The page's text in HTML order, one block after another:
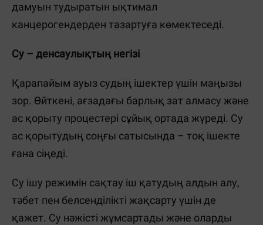
дамуын тудыратын ықтимал
канцерогендерден тазартуға көмектеседі.
Су – денсаулықтың негізі
Қарапайым ауыз судың ішектер үшін маңызы
зор. Өйткені, ағзадағы барлық зат алмасу және
ас қорыту процестері сұйық ортада жүреді. Су
ас қорытудың соңғы сатысында – тоқ ішекте
ғана сіңеді.
Су ішу режимін сақтау іш қатудың алдын алу,
тәбет пен белсенділікті жақсарту үшін де
қажет. Су нәжісті жұмсартады және оларды